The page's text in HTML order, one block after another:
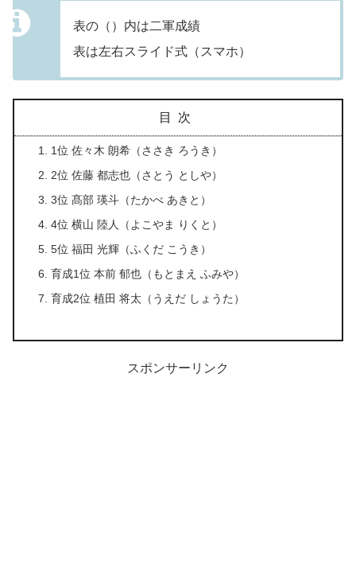
表の（）内は二軍成績
表は左右スライド式（スマホ）
目次
1位 佐々木 朗希（ささき ろうき）
2位 佐藤 都志也（さとう としや）
3位 髙部 瑛斗（たかべ あきと）
4位 横山 陸人（よこやま りくと）
5位 福田 光輝（ふくだ こうき）
育成1位 本前 郁也（もとまえ ふみや）
育成2位 植田 将太（うえだ しょうた）
スポンサーリンク